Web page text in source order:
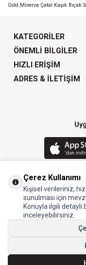
Gold Minerva Çatal Kaşık Bıçak
KATEGORILER
ÖNEMLI BILGILER
HIZLI ERIŞIM
ADRES & İLETIŞIM
© 2024
Çerez Kullanımı
Kişisel verileriniz,
sunulması için
Konuyla ilgili detaylı
inceleyebilirsiniz.